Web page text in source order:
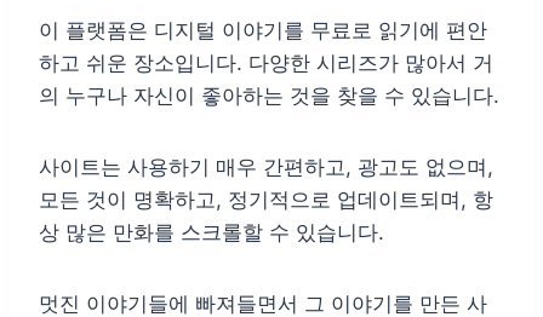
이 플랫폼은 디지털 이야기를 무료로 읽기에 편안
하고 쉬운 장소입니다. 다양한 시리즈가 많아서 거
의 누구나 자신이 좋아하는 것을 찾을 수 있습니다.
사이트는 사용하기 매우 간편하고, 광고도 없으며,
모든 것이 명확하고, 정기적으로 업데이트되며, 항
상 많은 만화를 스크롤할 수 있습니다.
멋진 이야기들에 빠져들면서 그 이야기를 만든 사